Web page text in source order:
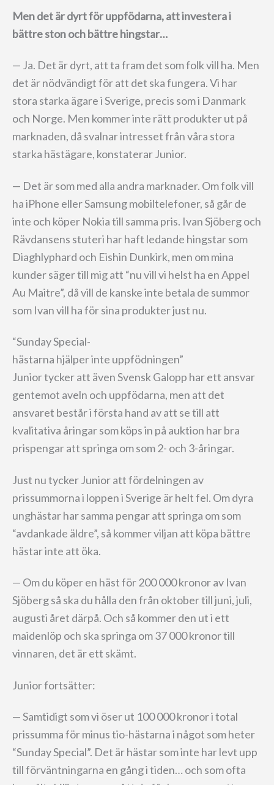
Men det är dyrt för uppfödarna, att investera i
bättre ston och bättre hingstar…
— Ja. Det är dyrt, att ta fram det som folk vill ha. Men
det är nödvändigt för att det ska fungera. Vi har
stora starka ägare i Sverige, precis som i Danmark
och Norge. Men kommer inte rätt produkter ut på
marknaden, då svalnar intresset från våra stora
starka hästägare, konstaterar Junior.
— Det är som med alla andra marknader. Om folk vill
ha iPhone eller Samsung mobiltelefoner, så går de
inte och köper Nokia till samma pris. Ivan Sjöberg och
Rävdansens stuteri har haft ledande hingstar som
Diaghlyphard och Eishin Dunkirk, men om mina
kunder säger till mig att “nu vill vi helst ha en Appel
Au Maitre”, då vill de kanske inte betala de summor
som Ivan vill ha för sina produkter just nu.
“Sunday Special-
hästarna hjälper inte uppfödningen”
Junior tycker att även Svensk Galopp har ett ansvar
gentemot aveln och uppfödarna, men att det
ansvaret består i första hand av att se till att
kvalitativa åringar som köps in på auktion har bra
prispengar att springa om som 2- och 3-åringar.
Just nu tycker Junior att fördelningen av
prissummorna i loppen i Sverige är helt fel. Om dyra
unghästar har samma pengar att springa om som
“avdankade äldre”, så kommer viljan att köpa bättre
hästar inte att öka.
— Om du köper en häst för 200 000 kronor av Ivan
Sjöberg så ska du hålla den från oktober till juni, juli,
augusti året därpå. Och så kommer den ut i ett
maidenlöp och ska springa om 37 000 kronor till
vinnaren, det är ett skämt.
Junior fortsätter:
— Samtidigt som vi öser ut 100 000 kronor i total
prissumma för minus tio-hästarna i något som heter
“Sunday Special”. Det är hästar som inte har levt upp
till förväntningarna en gång i tiden… och som ofta